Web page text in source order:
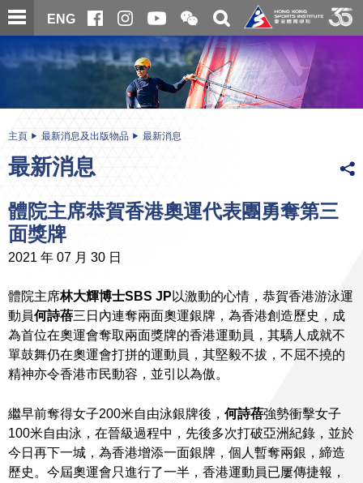
跳
至
內
ENG
開
合
微
信
二
維
碼
關
搜
尋
内
主頁 最新消息及出版物品 最新消息
最新消息
體院主席恭賀香港奧運代表團勇奪第三
面獎牌
2021 年 07 月 30 日
體院主席林大輝博士SBS JP以激動的心情，恭賀香港游泳運
動員何詩蓓三日內連奪兩面奧運銀牌，為香港創造歷史，成
為首位在奧運會奪取兩面獎牌的香港運動員，其驕人成就不
單鼓舞仍在奧運會打拼的運動員，其堅毅不拔，不屈不撓的
精神亦令香港市民動容，並引以為傲。
繼早前奪得女子200米自由泳銀牌後， 何詩蓓強勢衝擊女子
100米自由泳，在晉級過程中，先後多次打破亞洲紀錄，並於
今日再下一城，為香港增添一面銀牌，個人暫奪兩銀，締造
歷史。今屆奧運會只進行了一半，香港運動員已屢傳捷報，